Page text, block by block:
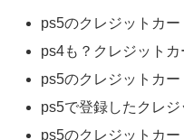
ps5のクレジットカ
ps4も？クレジット
ps5のクレジットカ
ps5で登録したクレ
ps5のクレジットカ